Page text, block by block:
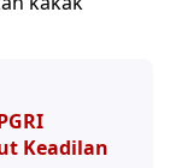
Keadilan